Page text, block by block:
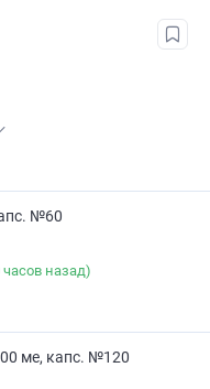
№60
назад)
ме, капс. №120